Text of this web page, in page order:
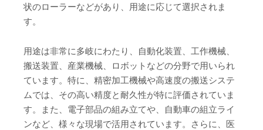
状のローラーなどがあり、用途に応じて選択されま
す。
用途は非常に多岐にわたり、自動化装置、工作機械、
搬送装置、産業機械、ロボットなどの分野で用いられ
ています。特に、精密加工機械や高速度の搬送システ
ムでは、その高い精度と耐久性が特に評価されていま
す。また、電子部品の組み立てや、自動車の組立ライ
ンなど、様々な現場で活用されています。さらに、医